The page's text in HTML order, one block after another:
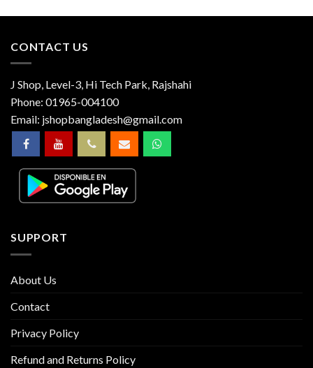
CONTACT US
J Shop, Level-3, Hi Tech Park, Rajshahi
Phone: 01965-004100
Email: jshopbangladesh@gmail.com
SUPPORT
About Us
Contact
Privacy Policy
Refund and Returns Policy